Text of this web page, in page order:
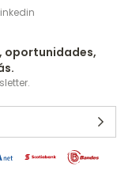
oportunidades,